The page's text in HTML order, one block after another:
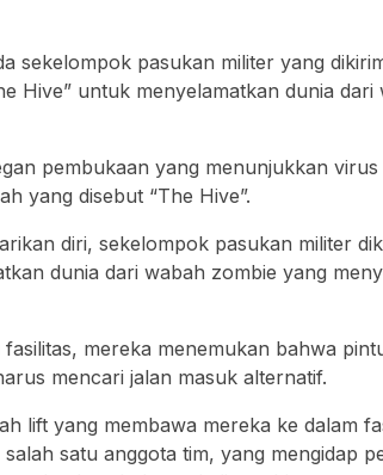
sekelompok pasukan militer yang
Hive” untuk menyelamatkan dunia dari
pembukaan yang menunjukkan
yang disebut “The Hive”.
diri, sekelompok pasukan militer
dunia dari wabah zombie yang
fasilitas, mereka menemukan bahwa
mencari jalan masuk alternatif.
lift yang membawa mereka ke dalam
satu anggota tim, yang mengidap